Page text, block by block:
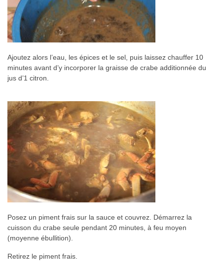
Ajoutez alors l’eau, les épices et le sel, puis laissez chauffer 10
minutes avant d’y incorporer la graisse de crabe additionnée du
jus d’1 citron.
Posez un piment frais sur la sauce et couvrez. Démarrez la
cuisson du crabe seule pendant 20 minutes, à feu moyen
(moyenne ébullition).
Retirez le piment frais.